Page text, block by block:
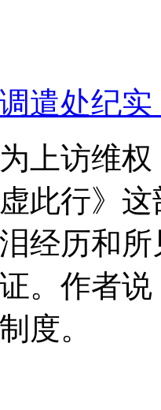
遣处纪实
上访维
此行》
经历和
。作者
度。